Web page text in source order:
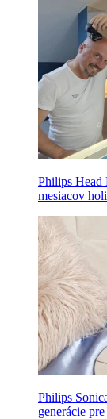
Philips Head
mesiacov
Philips
generácie